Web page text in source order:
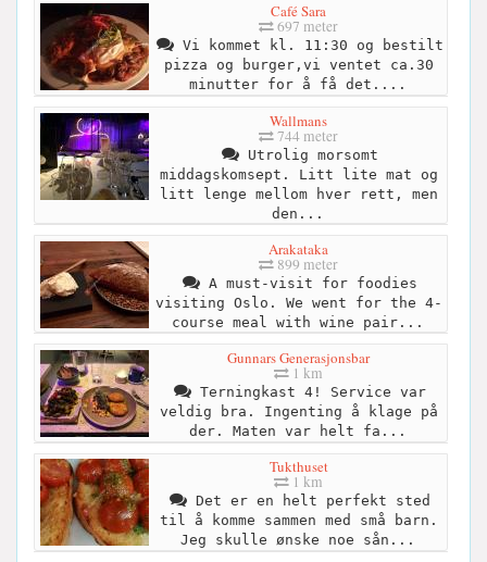
Café Sara
697 meter
Vi kommet kl. 11:30 og bestilt
pizza og burger,vi ventet ca.30
minutter for å få det....
Wallmans
744 meter
Utrolig morsomt
middagskomsept. Litt lite mat og
litt lenge mellom hver rett, men
den...
Arakataka
899 meter
A must-visit for foodies
visiting Oslo. We went for the 4-
course meal with wine pair...
Gunnars Generasjonsbar
1 km
Terningkast 4! Service var
veldig bra. Ingenting å klage på
der. Maten var helt fa...
Tukthuset
1 km
Det er en helt perfekt sted
til å komme sammen med små barn.
Jeg skulle ønske noe sån...